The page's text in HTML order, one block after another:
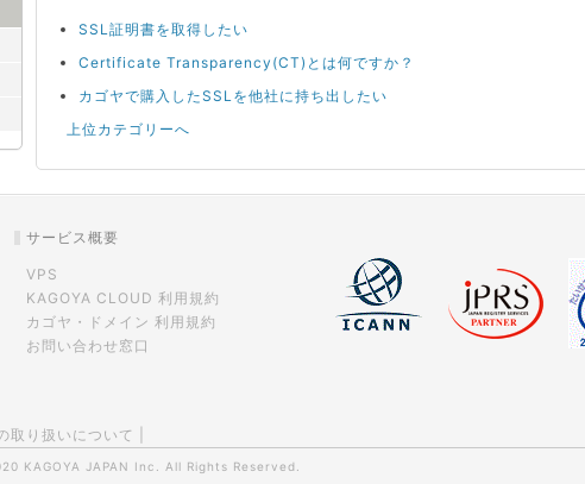
SSL証明書を取得したい
Certificate Transparency(CT)とは何ですか？
カゴヤで購入したSSLを他社に持ち出したい
上位カテゴリーへ
サービス概要
VPS
KAGOYA CLOUD 利用規約
カゴヤ・ドメイン 利用規約
お問い合わせ窓口
取り扱いについて
KAGOYA JAPAN Inc. All Rights Reserved.